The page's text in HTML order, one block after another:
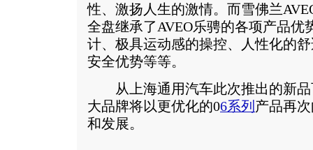
性、激扬人生的激情。而雪佛兰
全盘继承了AVEO乐骋的各项产品优
计、极具运动感的操控、人性化的
安全优势等等。
从上海通用汽车此次推出的新品
大品牌将以更优化的06系列 产品再
和发展。